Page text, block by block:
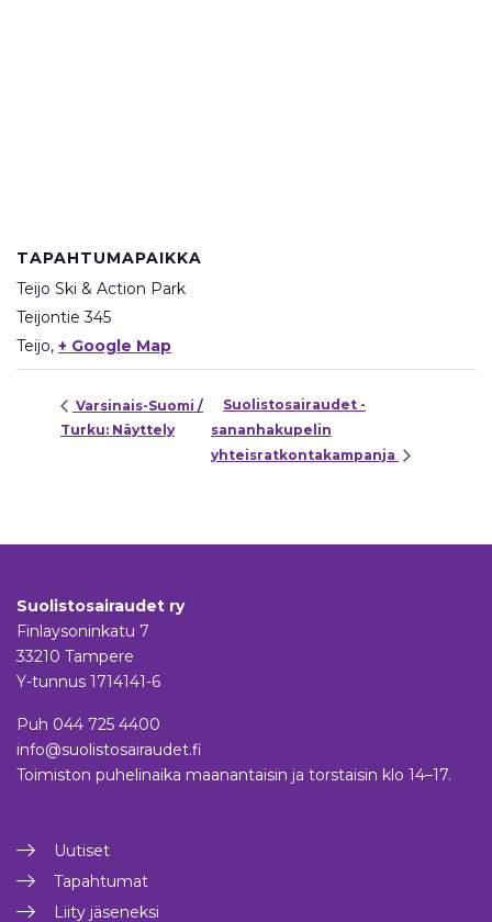
TAPAHTUMAPAIKKA
Teijo Ski & Action Park
Teijontie 345
Teijo, + Google Map
Varsinais-Suomi /
Turku: Näyttely
Suolistosairaudet -
sananhakupelin
yhteisratkontakampanja
Suolistosairaudet ry
Finlaysoninkatu 7
33210 Tampere
Y-tunnus 1714141-6
Puh 044 725 4400
info@suolistosairaudet.fi
Toimiston puhelinaika maanantaisin ja torstaisin klo 14–17.
Uutiset
Tapahtumat
Liity jäseneksi